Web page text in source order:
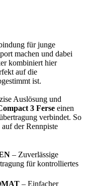
für junge
machen und dabei
kombiniert hier
auf die
ist.
Auslösung und
3 Ferse einen
verbindet. So
der Rennpiste
– Zuverlässige
für kontrolliertes
– Einfacher